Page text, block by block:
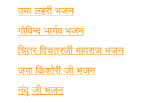
उमा लहरी भजन
गोविन्द भार्गव भजन
चित्र विचत्रजी महाराज भजन
जया किशोरी जी भजन
नंदू जी भजन